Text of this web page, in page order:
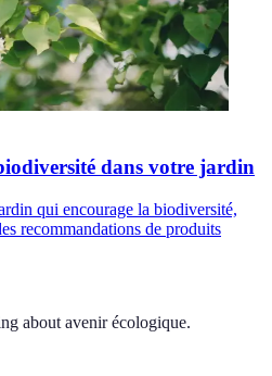
dans votre jardin
qui encourage la biodiversité,
recommandations de produits
about avenir écologique.